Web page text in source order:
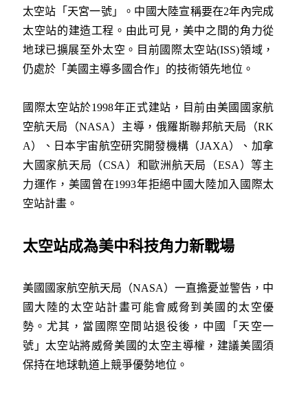
太空站「天宮一號」。中國大陸宣稱要在2年內完成
太空站的建造工程。由此可見，美中之間的角力從
地球已擴展至外太空。目前國際太空站(ISS)領域，
仍處於「美國主導多國合作」的技術領先地位。
國際太空站於1998年正式建站，目前由美國國家航
空航天局（NASA）主導，俄羅斯聯邦航天局（RK
A）、日本宇宙航空研究開發機構（JAXA）、加拿
大國家航天局（CSA）和歐洲航天局（ESA）等主
力運作，美國曾在1993年拒絕中國大陸加入國際太
空站計畫。
太空站成為美中科技角力新戰場
美國國家航空航天局（NASA）一直擔憂並警告，中
國大陸的太空站計畫可能會威脅到美國的太空優
勢。尤其，當國際空間站退役後，中國「天空一
號」太空站將威脅美國的太空主導權，建議美國須
保持在地球軌道上競爭優勢地位。